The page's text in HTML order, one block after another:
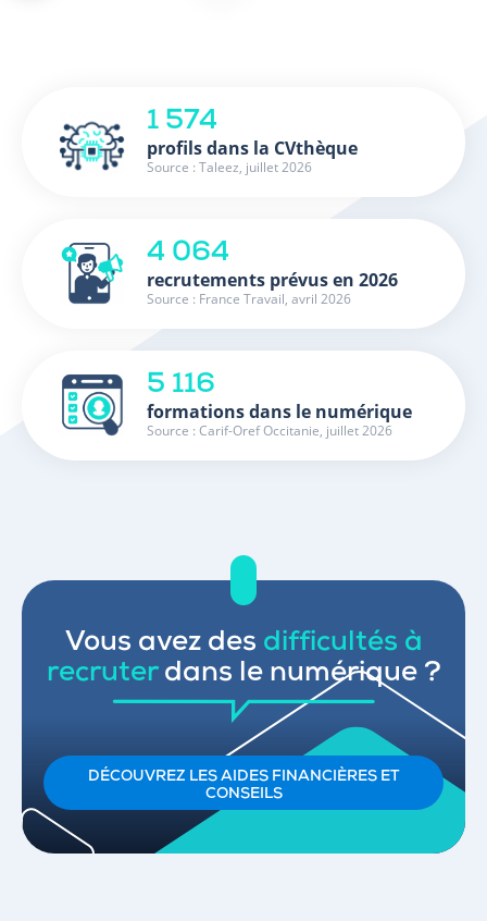
1 574
profils dans la CVthèque
Source : Taleez, juillet 2026
4 064
recrutements prévus en 2026
Source : France Travail, avril 2026
5 116
formations dans le numérique
Source : Carif-Oref Occitanie, juillet 2026
Vous avez des difficultés à
recruterdans le numérique ?
DÉCOUVREZ LES AIDES FINANCIÈRES ET
CONSEILS